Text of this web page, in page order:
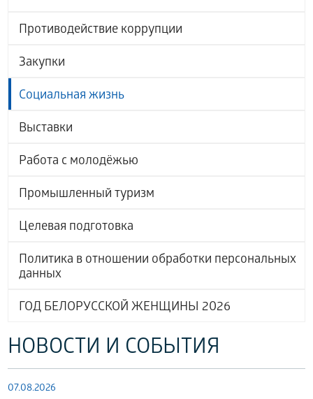
Противодействие коррупции
Закупки
Социальная жизнь
Выставки
Работа с молодёжью
Промышленный туризм
Целевая подготовка
Политика в отношении обработки персональных
данных
ГОД БЕЛОРУССКОЙ ЖЕНЩИНЫ 2026
НОВОСТИ И СОБЫТИЯ
07.08.2026